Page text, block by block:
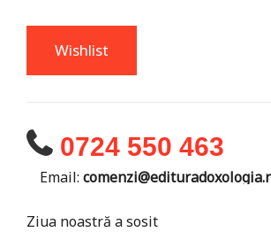
Wishlist
0724 550 463
Email:
Ziua noastră a sosit